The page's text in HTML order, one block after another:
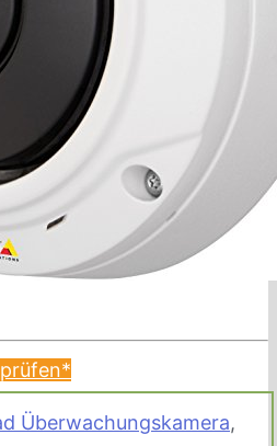
Überwachungskamera,